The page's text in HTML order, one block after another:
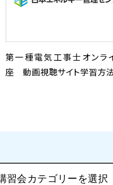
第一種電気工事士オンラ
座 動画視聴サイト学習方